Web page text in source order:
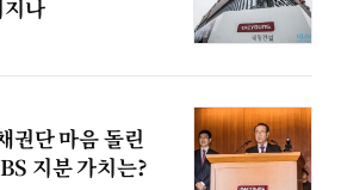
나
권단 마음 돌린
지분 가치는?